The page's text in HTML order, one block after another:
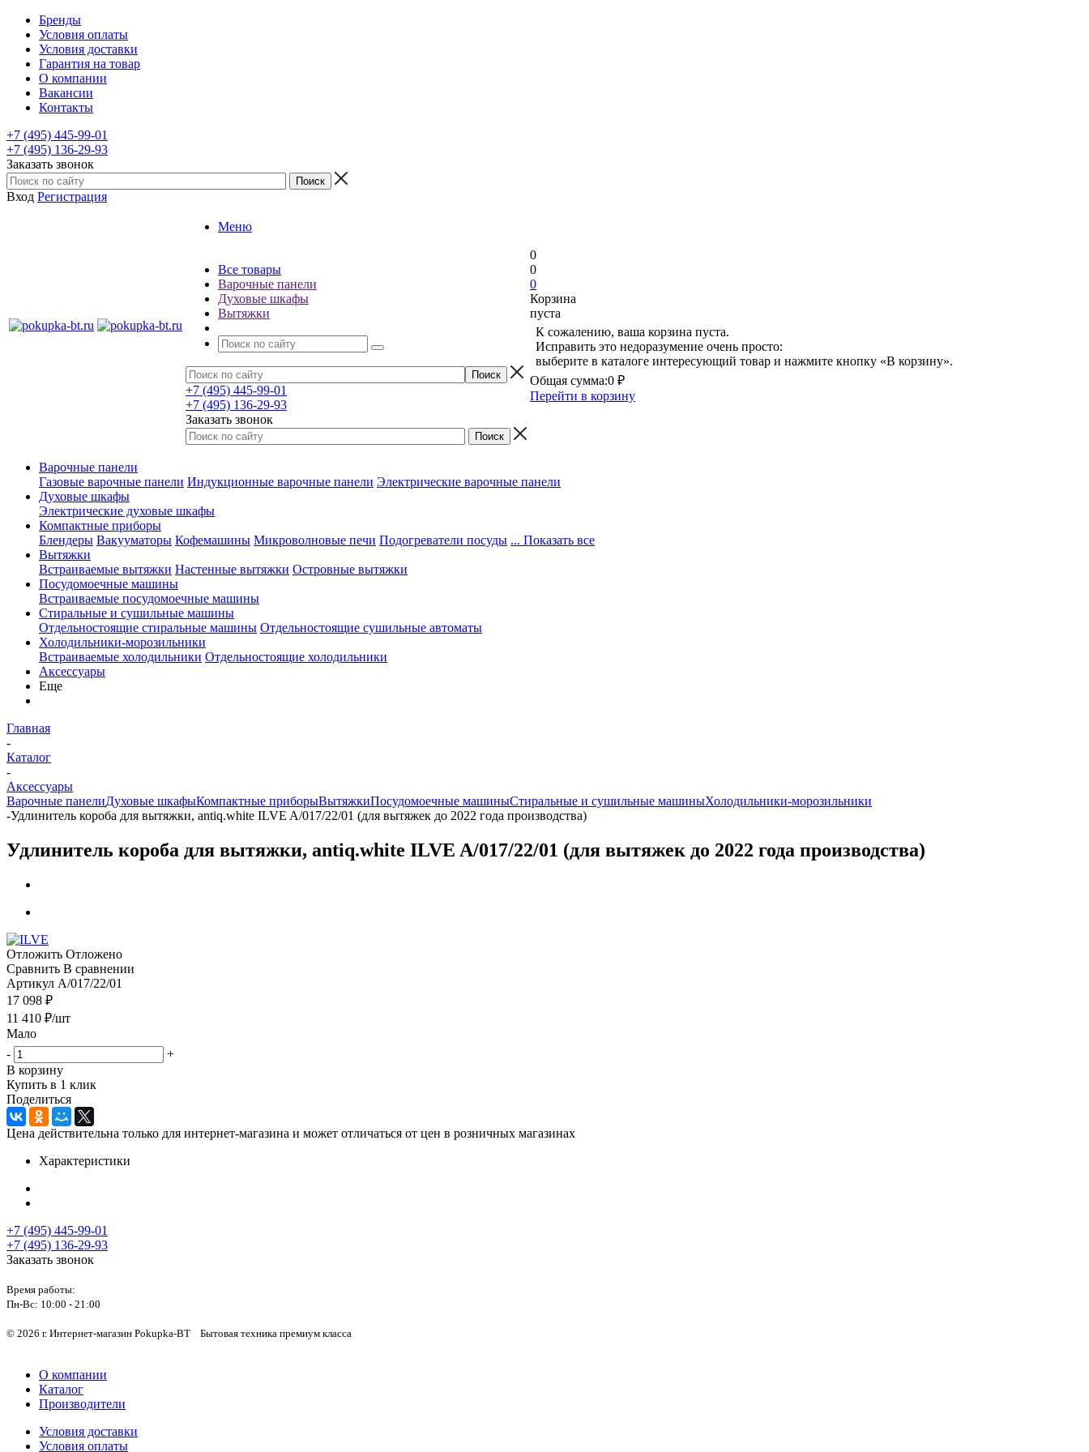
Бренды
Условия оплаты
Условия доставки
Гарантия на товар
О компании
Вакансии
Контакты
+7 (495) 445-99-01
+7 (495) 136-29-93
Заказать звонок
Вход Регистрация
Меню
Все товары
Варочные панели
Духовые шкафы
Вытяжки
+7 (495) 445-99-01
+7 (495) 136-29-93
Заказать звонок
0
0
0
Корзина
пуста
К сожалению, ваша корзина пуста.
Исправить это недоразумение очень просто:
выберите в каталоге интересующий товар и нажмите кнопку «В корзину».
Общая сумма:0 ₽
Перейти в корзину
Варочные панели
Газовые варочные панели Индукционные варочные панели Электрические варочные панели
Духовые шкафы
Электрические духовые шкафы
Компактные приборы
Блендеры Вакууматоры Кофемашины Микроволновые печи Подогреватели посуды ... Показать все
Вытяжки
Встраиваемые вытяжки Настенные вытяжки Островные вытяжки
Посудомоечные машины
Встраиваемые посудомоечные машины
Стиральные и сушильные машины
Отдельностоящие стиральные машины Отдельностоящие сушильные автоматы
Холодильники-морозильники
Встраиваемые холодильники Отдельностоящие холодильники
Аксессуары
Еще
Главная
-
Каталог
-
Аксессуары
Варочные панелиДуховые шкафыКомпактные приборыВытяжкиПосудомоечные машиныСтиральные и сушильные машиныХолодильники-морозильники
-Удлинитель короба для вытяжки, antiq.white ILVE A/017/22/01 (для вытяжек до 2022 года производства)
Удлинитель короба для вытяжки, antiq.white ILVE A/017/22/01 (для вытяжек до 2022 года производства)
Отложить Отложено
Сравнить В сравнении
Артикул A/017/22/01
17 098 ₽
11 410 ₽/шт
Мало
-
+
В корзину
Купить в 1 клик
Поделиться
Цена действительна только для интернет-магазина и может отличаться от цен в розничных магазинах
Характеристики
+7 (495) 445-99-01
+7 (495) 136-29-93
Заказать звонок
Время работы:
Пн-Вс: 10:00 - 21:00
© 2026 г. Интернет-магазин Pokupka-BT Бытовая техника премиум класса
О компании
Каталог
Производители
Условия доставки
Условия оплаты